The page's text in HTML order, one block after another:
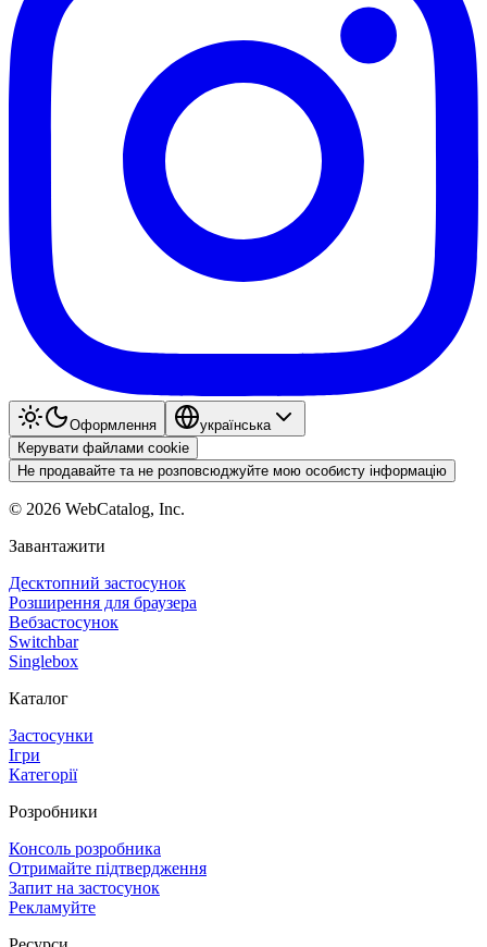
Оформлення
українська
Керувати файлами cookie
Не продавайте та не розповсюджуйте мою особисту інформацію
© 2026 WebCatalog, Inc.
Завантажити
Десктопний застосунок
Розширення для браузера
Вебзастосунок
Switchbar
Singlebox
Каталог
Застосунки
Ігри
Категорії
Розробники
Консоль розробника
Отримайте підтвердження
Запит на застосунок
Рекламуйте